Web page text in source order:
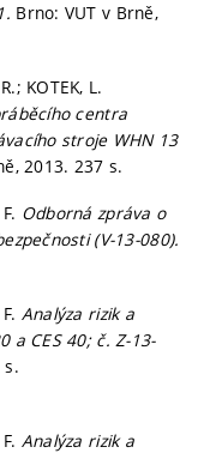
Brno: VUT v Brně,
KOTEK, L.
centra
stroje WHN 13
2013. 237 s.
Odborná zpráva o
(V-13-080).
Analýza rizik a
a CES 40; č. Z-13-
s.
Analýza rizik a